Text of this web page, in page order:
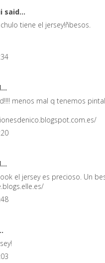
said...
tiene el jersey!ñbesos.
menos mal q tenemos
el jersey es precioso. Un